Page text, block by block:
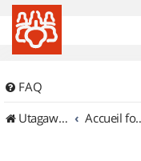
FAQ
UtagawaVTT (Randos VTT et VTTAE avec traces GPS)